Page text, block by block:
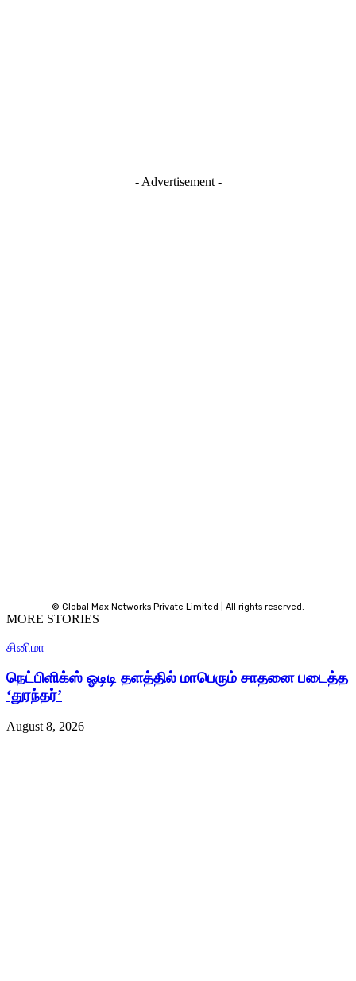
- Advertisement -
© Global Max Networks Private Limited | All rights reserved.
MORE STORIES
சினிமா
நெட்பிளிக்ஸ் ஓடிடி தளத்தில் மாபெரும் சாதனை படைத்த
‘துரந்தர்’
August 8, 2026